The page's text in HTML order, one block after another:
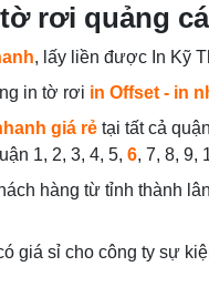
rơi quảng
, lấy liền được In Kỹ
in tờ rơi in Offset - in
giá rẻ tại tất cả
1, 2, 3, 4, 5, 6, 7, 8, 9,
hàng từ tỉnh thành
giá sỉ cho công ty sự